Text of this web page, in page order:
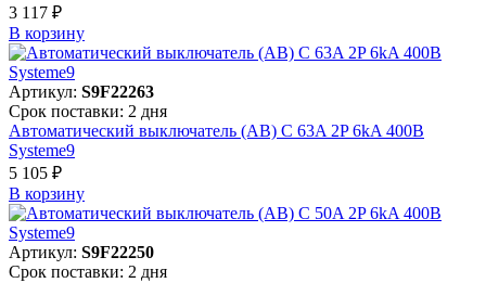
3 117 ₽
В корзинy
Артикул: S9F22263
Срок поставки: 2 дня
Автоматический выключатель (АВ) C 63A 2P 6kA 400В
Systeme9
5 105 ₽
В корзинy
Артикул: S9F22250
Срок поставки: 2 дня